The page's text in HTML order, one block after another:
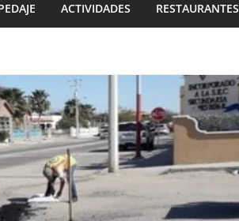
ACTIVIDADES RESTAURANTES